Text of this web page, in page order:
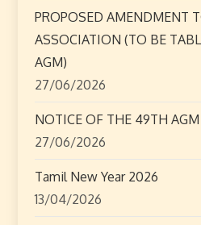
i
o
n
PROPOSED AMENDMENT
ASSOCIATION (TO BE
AGM)
27/06/2026
NOTICE OF THE 49TH AGM
27/06/2026
Tamil New Year 2026
13/04/2026